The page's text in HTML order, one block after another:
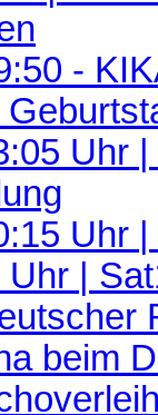
-
Uhr
Uhr
|
beim